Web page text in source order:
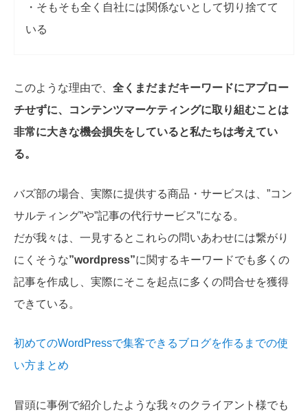
・そもそも全く自社には関係ないとして切り捨てて
いる
このような理由で、 全くまだまだキーワードにアプロー
チせずに、コンテンツマーケティングに取り組むことは
非常に大きな機会損失をしていると私たちは考えてい
る。
バズ部の場合、実際に提供する商品・サービスは、”コン
サルティング”や”記事の代行サービス”になる。
だが我々は、一見するとこれらの問いあわせには繋がり
にくそうな”wordpress”に関するキーワードでも多くの
記事を作成し、実際にそこを起点に多くの問合せを獲得
できている。
初めてのWordPressで集客できるブログを作るまでの使
い方まとめ
冒頭に事例で紹介したような我々のクライアント様でも